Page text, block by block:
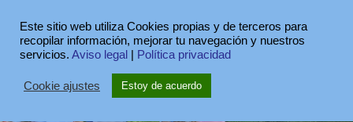
Este sitio web utiliza Cookies propias y de terceros para
recopilar información, mejorar tu navegación y nuestros
servicios. Aviso legal Política privacidad
Cookie ajustes Estoy de acuerdo